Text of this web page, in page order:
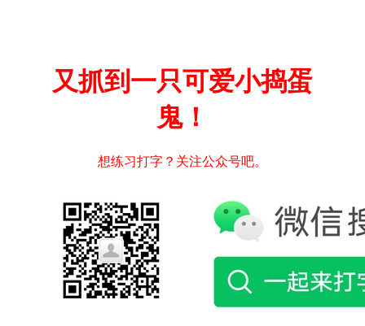
又抓到一只可爱小捣蛋
鬼！
想练习打字？关注公众号吧。